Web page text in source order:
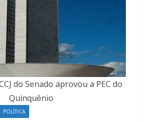
do Senado aprovou a PEC do
Quinquênio
POLÍTICA